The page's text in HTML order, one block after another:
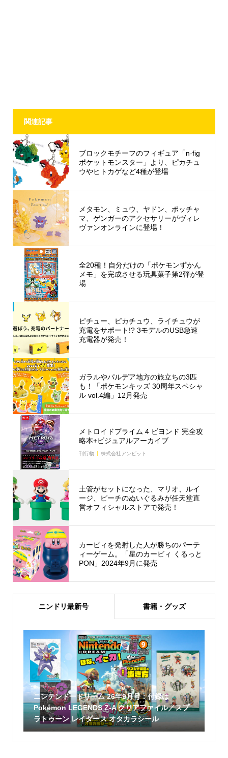
関連記事
ブロックモチーフのフィギュア「n-fig
ポケットモンスター」より、ピカチュ
ウやヒトカゲなど4種が登場
メタモン、ミュウ、ヤドン、ポッチャ
マ、ゲンガーのアクセサリーがヴィレ
ヴァンオンラインに登場！
全20種！自分だけの「ポケモンずかん
メモ」を完成させる玩具菓子第2弾が登
場
ピチュー、ピカチュウ、ライチュウが
充電をサポート!? 3モデルのUSB急速
充電器が発売！
ガラルやパルデア地方の旅立ちの3匹
も！「ポケモンキッズ 30周年スペシャ
ル vol.4編」12月発売
メトロイドプライム 4 ビヨンド 完全攻
略本+ビジュアルアーカイブ
刊行物 株式会社アンビット
土管がセットになった、マリオ、ルイ
ージ、ピーチのぬいぐるみが任天堂直
営オフィシャルストアで発売！
カービィを発射した人が勝ちのパーテ
ィーゲーム。「星のカービィ くるっと
PON」2024年9月に発売
ニンドリ最新号 書籍・グッズ
ニンテンドードリーム 26年9月号：付録は
Pokémon LEGENDS Z-A クリアファイル／スプ
ラトゥーン レイダース オタカラシール